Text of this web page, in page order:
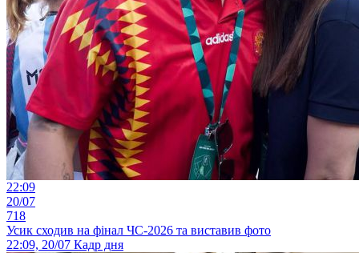
22:09
20/07
718
Усик сходив на фінал ЧС-2026 та виставив фото
22:09, 20/07 Кадр дня